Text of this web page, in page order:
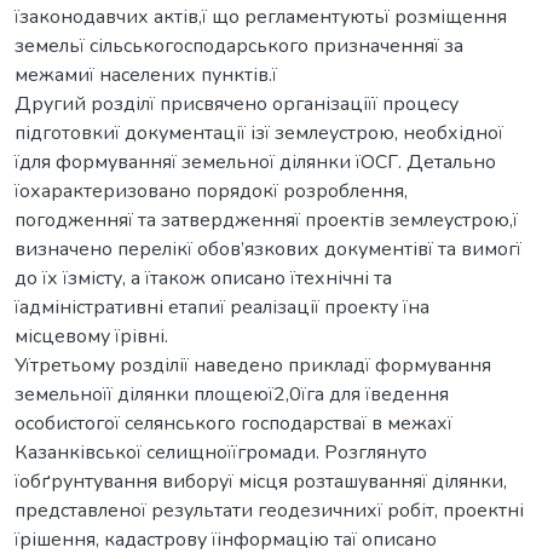
їзаконодавчих актів,ї що регламентуютьї розміщення
земельї сільськогосподарського призначенняї за
межамиї населених пунктів.ї
Другий розділї присвячено організаціїї процесу
підготовкиї документації ізї землеустрою, необхідної
їдля формуванняї земельної ділянки їОСГ. Детально
їохарактеризовано порядокї розроблення,
погодженняї та затвердженняї проектів землеустрою,ї
визначено перелікї обов’язкових документівї та вимогї
до їх їзмісту, а їтакож описано їтехнічні та
їадміністративні етапиї реалізації проекту їна
місцевому їрівні.
Уїтретьому розділії наведено прикладї формування
земельноїї ділянки площеюї2,0їга для їведення
особистогої селянського господарстваї в межахї
Казанківської селищноїїгромади. Розглянуто
їобґрунтування виборуї місця розташуванняї ділянки,
представленої результати геодезичнихї робіт, проектні
їрішення, кадастрову їінформацію таї описано